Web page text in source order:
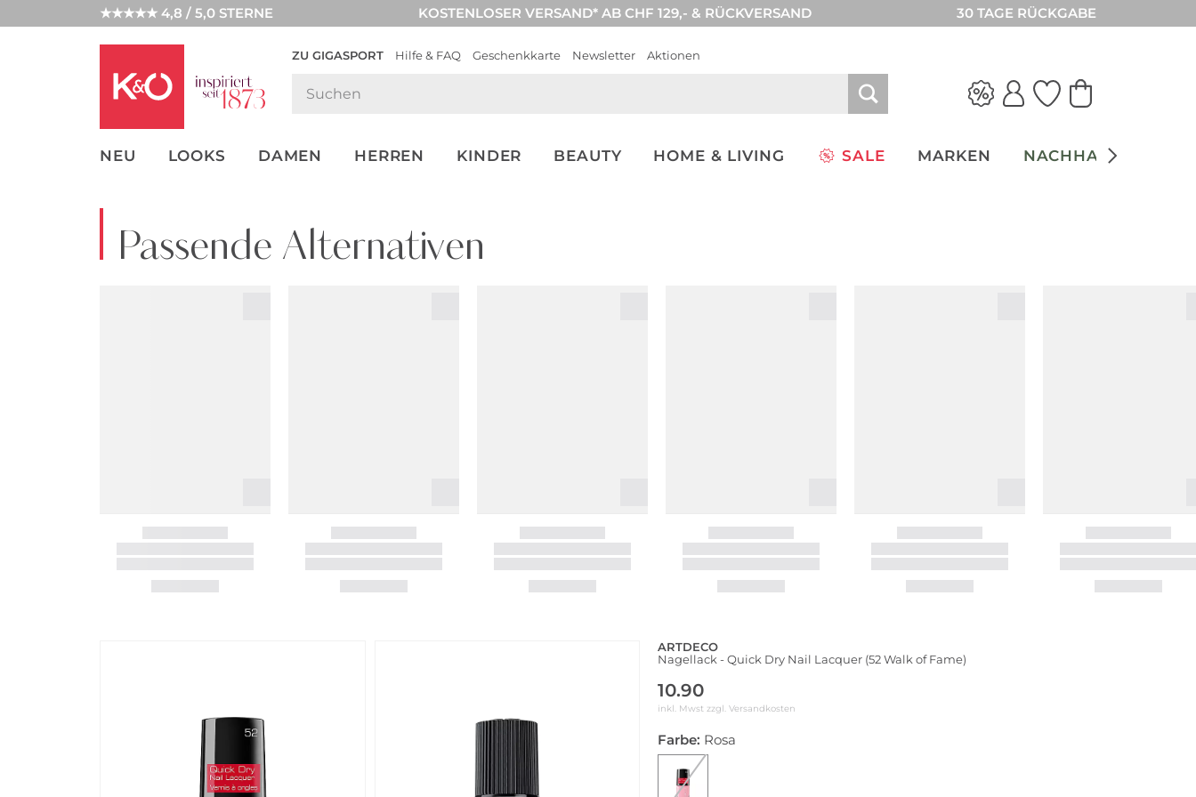
★★★★★ 4,8 / 5,0 STERNE KOSTENLOSER VERSAND* AB CHF 129,- & RÜCKVERSAND 30 TAGE RÜCKGABE
ZU GIGASPORT Hilfe & FAQ Geschenkkarte Newsletter Aktionen
NEU LOOKS DAMEN HERREN KINDER BEAUTY HOME & LIVING SALE MARKEN NACHHALTIGKEIT
NEW IN
WEDDING
Passende Alternativen
ARTDECO
Nagellack - Quick Dry Nail Lacquer (52 Walk of Fame)
10.90
inkl. Mwst zzgl. Versandkosten
Farbe: Rosa